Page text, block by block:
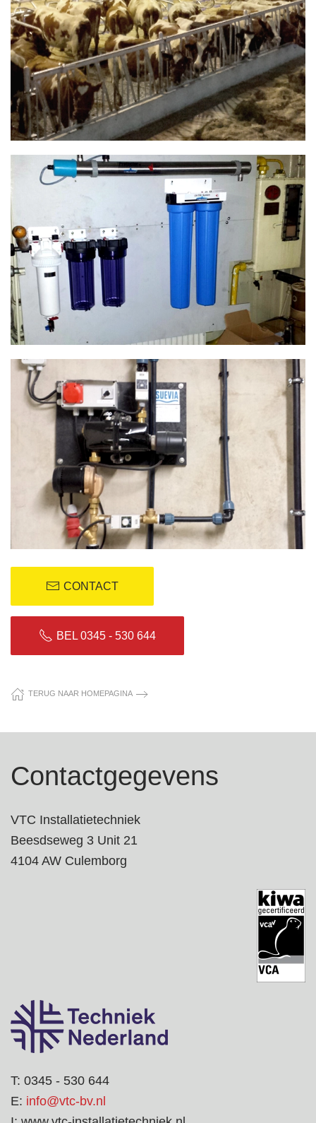
CONTACT
BEL 0345 - 530 644
TERUG NAAR HOMEPAGINA
Contactgegevens
VTC Installatietechniek
Beesdseweg 3 Unit 21
4104 AW Culemborg
T: 0345 - 530 644
E: info@vtc-bv.nl